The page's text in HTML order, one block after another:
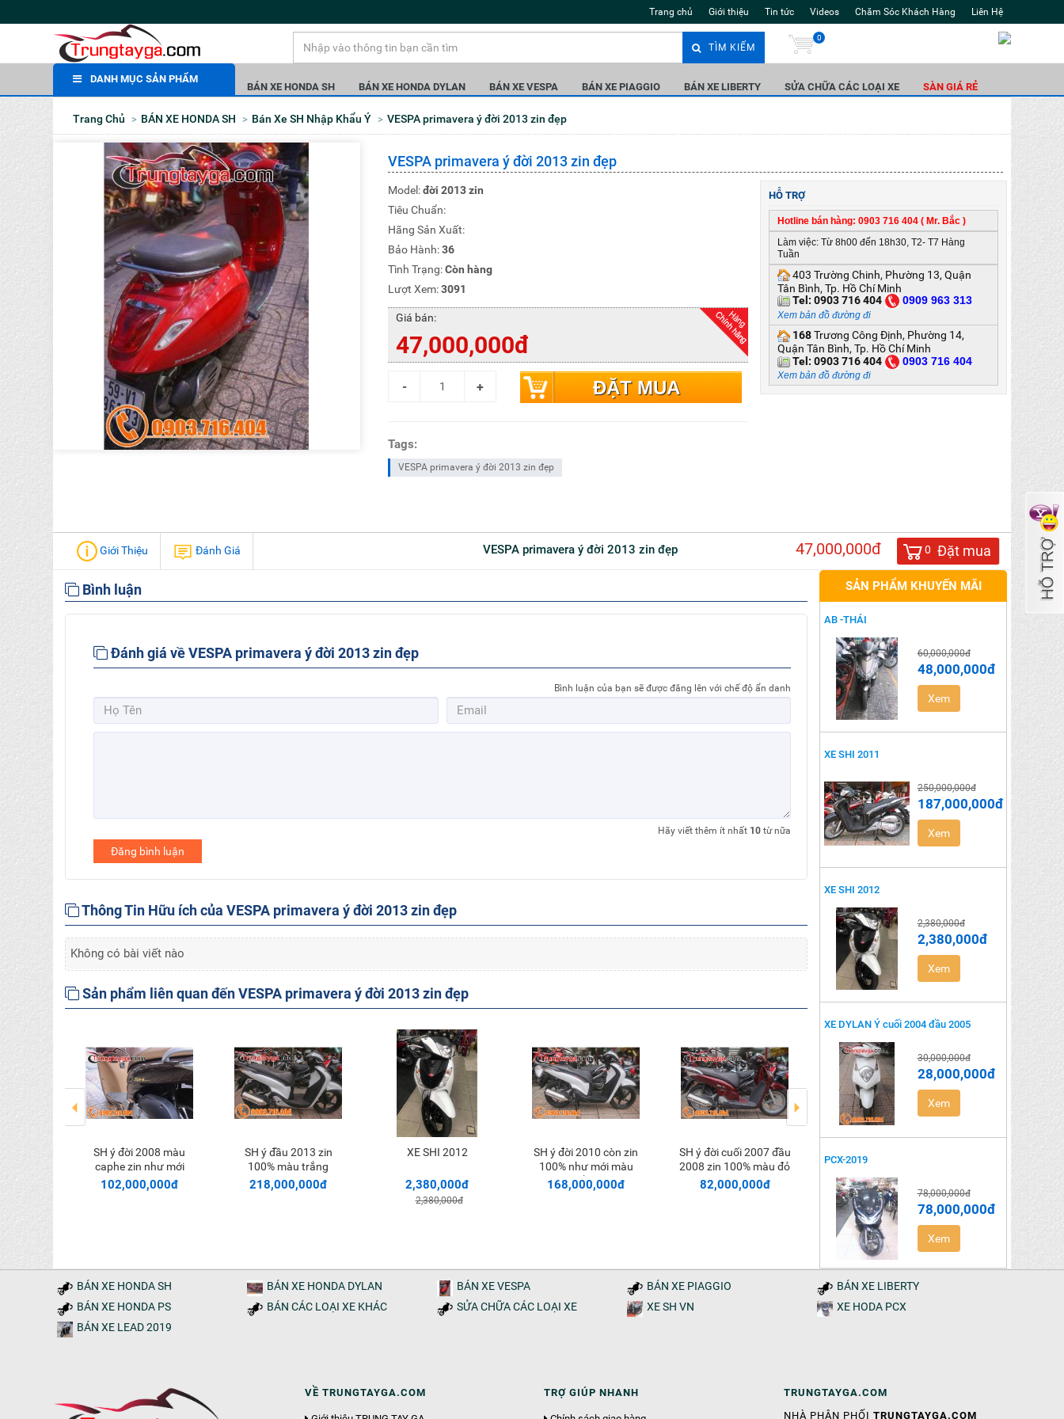
Trang chủ Giới thiệu Tin tức Videos Chăm Sóc Khách Hàng Liên Hệ
TÌM KIẾM
0
DANH MỤC SẢN PHẨM
BÁN XE HONDA SH BÁN XE HONDA DYLAN BÁN XE VESPA BÁN XE PIAGGIO BÁN XE LIBERTY SỬA CHỮA CÁC LOẠI XE SÀN GIÁ RẺ
Trang Chủ BÁN XE HONDA SH Bán Xe SH Nhập Khẩu Ý VESPA primavera ý đời 2013 zin đẹp
VESPA primavera ý đời 2013 zin đẹp
Model:đời 2013 zin
Tiêu Chuẩn:
Hãng Sản Xuất:
Bảo Hành:36
Tình Trạng:Còn hàng
Lượt Xem:3091
Giá bán:
47,000,000đ
ĐẶT MUA
Tags:
VESPA primavera ý đời 2013 zin đẹp
HỖ TRỢ
Hotline bán hàng: 0903 716 404 ( Mr. Bắc )
Làm việc: Từ 8h00 đến 18h30, T2- T7 Hàng
Tuần
403 Trường Chinh, Phường 13, Quận
Tân Bình, Tp. Hồ Chí Minh
Tel:0903 716 404 0909 963 313
Xem bản đồ đường đi
168Trương Công Định, Phường 14,
Quận Tân Bình, Tp. Hồ Chí Minh
Tel:0903 716 404 0903 716 404
Xem bản đồ đường đi
Giới Thiệu Đánh Giá VESPA primavera ý đời 2013 zin đẹp 47,000,000đ 0 Đặt mua
Bình luận
Đánh giá về VESPA primavera ý đời 2013 zin đẹp
Bình luận của bạn sẽ được đăng lên với chế độ ẩn danh
Hãy viết thêm ít nhất 10 từ nữa
Đăng bình luận
Thông Tin Hữu ích của VESPA primavera ý đời 2013 zin đẹp
Không có bài viết nào
Sản phẩm liên quan đến VESPA primavera ý đời 2013 zin đẹp
Thêm vào giỏ
SH ý đời 2008 màu
caphe zin như mới
102,000,000đ
Thêm vào giỏ
SH ý đầu 2013 zin
100% màu trắng
218,000,000đ
Thêm vào giỏ
XE SHI 2012
2,380,000đ
2,380,000đ
Thêm vào giỏ
SH ý đời 2010 còn zin
100% như mới màu
trắng
168,000,000đ
Thêm vào giỏ
SH ý đời cuối 2007 đầu
2008 zin 100% màu đỏ
82,000,000đ
Thêm vào giỏ
mới màu đen
87,000,000đ
SẢN PHẨM KHUYẾN MÃI
AB -THÁI
60,000,000đ
48,000,000đ
Xem
XE SHI 2011
250,000,000đ
187,000,000đ
Xem
XE SHI 2012
2,380,000đ
2,380,000đ
Xem
XE DYLAN Ý cuối 2004 đầu 2005
30,000,000đ
28,000,000đ
Xem
PCX-2019
78,000,000đ
78,000,000đ
Xem
BÁN XE HONDA SH BÁN XE HONDA DYLAN BÁN XE VESPA BÁN XE PIAGGIO
BÁN XE LIBERTY
BÁN XE HONDA PS
BÁN CÁC LOẠI XE KHÁC SỬA CHỮA CÁC LOẠI XE XE SH VN
XE HODA PCX
BÁN XE LEAD 2019
VỀ TRUNGTAYGA.COM TRỢ GIÚP NHANH
TRUNGTAYGA.COM
NHÀ PHÂN PHỐI TRUNGTAYGA.COM